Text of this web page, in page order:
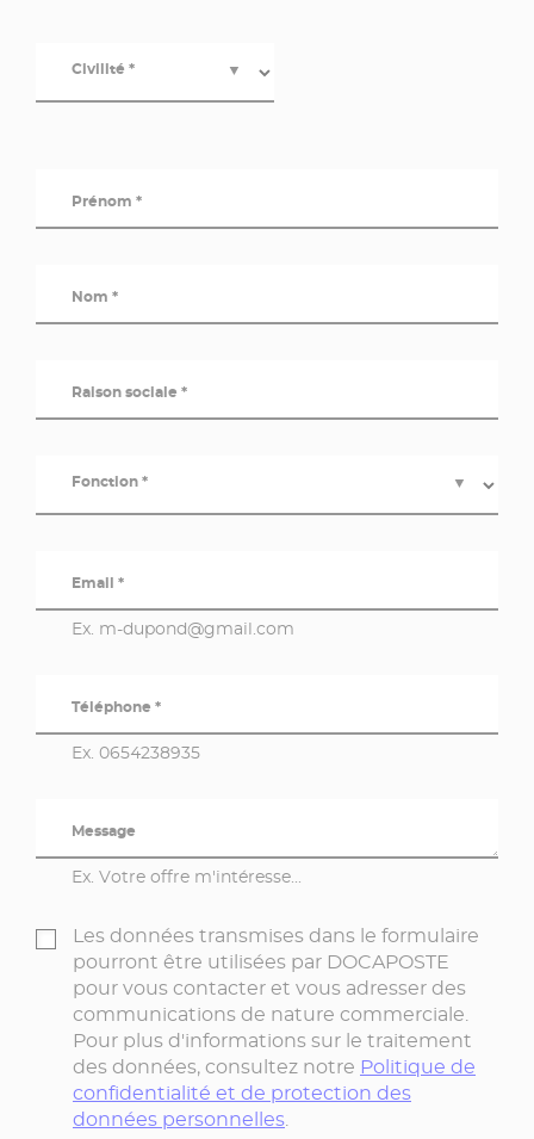
Civilité * ▼
Prénom *
Nom *
Raison sociale *
Fonction * ▼
Email *
Ex. m-dupond@gmail.com
Téléphone *
Ex. 0654238935
Message
Ex. Votre offre m'intéresse...
Les données transmises dans le formulaire
pourront être utilisées par DOCAPOSTE
pour vous contacter et vous adresser des
communications de nature commerciale.
Pour plus d'informations sur le traitement
des données, consultez notre Politique de
confidentialité et de protection des
données personnelles.